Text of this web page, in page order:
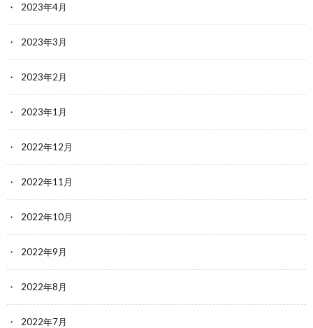
2023年4月
2023年3月
2023年2月
2023年1月
2022年12月
2022年11月
2022年10月
2022年9月
2022年8月
2022年7月